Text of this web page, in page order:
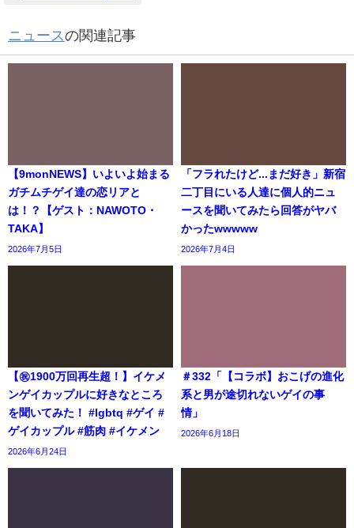
ニュースの関連記事
【9monNEWS】いよいよ始まる
ガチムチゲイ達の恋リアと
は！？【ゲスト：NAWOTO・
TAKA】
2026年7月5日
「フラれたけど...まだ好き」新宿
二丁目にいる人達に個人的ニュ
ースを聞いてみたら回答がヤバ
かったwwwww
2026年7月4日
【㊗️1900万回再生超！】イケメ
ンゲイカップルに好きなところ
を聞いてみた！ #lgbtq #ゲイ #
ゲイカップル #筋肉 #イケメン
2026年6月24日
＃332「【コラボ】おこげの進化
系と男が途切れないゲイの事
情」
2026年6月18日